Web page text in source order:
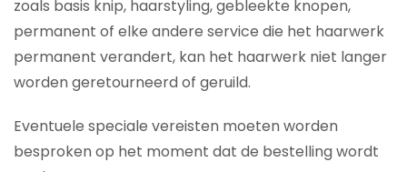
zoals basis knip, haarstyling, gebleekte knopen,
permanent of elke andere service die het haarwerk
permanent verandert, kan het haarwerk niet langer
worden geretourneerd of geruild.
Eventuele speciale vereisten moeten worden
besproken op het moment dat de bestelling wordt